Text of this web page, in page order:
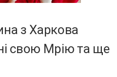
з Харкова
свою Мрію та ще